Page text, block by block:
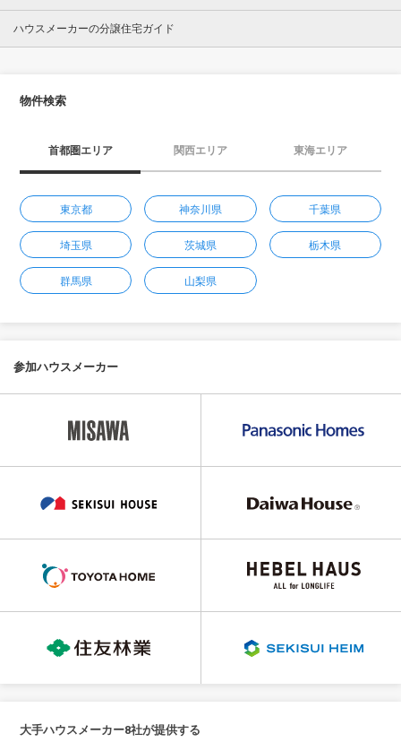
ハウスメーカーの分譲住宅ガイド
物件検索
首都圏エリア 関西エリア 東海エリア
東京都 神奈川県 千葉県
埼玉県 茨城県 栃木県
群馬県 山梨県
参加ハウスメーカー
大手ハウスメーカー8社が提供する